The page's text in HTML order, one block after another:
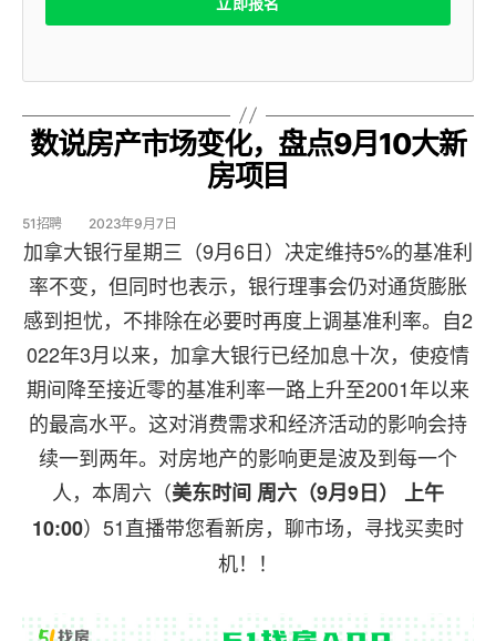
数说房产市场变化，盘点9月10大新
房项目
51招聘 2023年9月7日
加拿大银行星期三（9月6日）决定维持5%的基准利
率不变，但同时也表示，银行理事会仍对通货膨胀
感到担忧，不排除在必要时再度上调基准利率。自2
022年3月以来，加拿大银行已经加息十次，使疫情
期间降至接近零的基准利率一路上升至2001年以来
的最高水平。这对消费需求和经济活动的影响会持
续一到两年。对房地产的影响更是波及到每一个
人，本周六（美东时间 周六（9月9日） 上午
10:00）51直播带您看新房，聊市场，寻找买卖时
机！！